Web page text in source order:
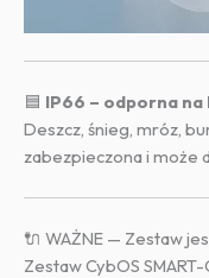
🟦 IP66 – odporna na
Deszcz, śnieg, mróz,
zabezpieczona i może
🔌 WAŻNE — Zestaw
Zestaw CybOS